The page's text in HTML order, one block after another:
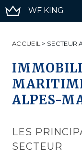
WF KING
ACCUEIL > SECTEUR
ALPES-
LES
SECTEUR